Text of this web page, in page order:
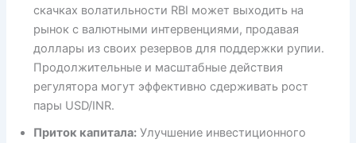
скачках волатильности RBI может выходить на
рынок с валютными интервенциями, продавая
доллары из своих резервов для поддержки рупии.
Продолжительные и масштабные действия
регулятора могут эффективно сдерживать рост
пары USD/INR.
Приток капитала: Улучшение инвестиционного